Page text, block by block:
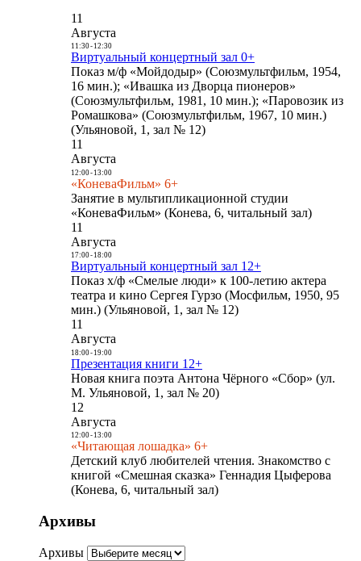
11
Августа
11:30- 12:30
Виртуальный концертный зал 0+
Показ м/ф «Мойдодыр» (Союзмультфильм, 1954,
16 мин.); «Ивашка из Дворца пионеров»
(Союзмультфильм, 1981, 10 мин.); «Паровозик из
Ромашкова» (Союзмультфильм, 1967, 10 мин.)
(Ульяновой, 1, зал № 12)
11
Августа
12:00- 13:00
«КоневаФильм» 6+
Занятие в мультипликационной студии
«КоневаФильм» (Конева, 6, читальный зал)
11
Августа
17:00- 18:00
Виртуальный концертный зал 12+
Показ х/ф «Смелые люди» к 100-летию актера
театра и кино Сергея Гурзо (Мосфильм, 1950, 95
мин.) (Ульяновой, 1, зал № 12)
11
Августа
18:00- 19:00
Презентация книги 12+
Новая книга поэта Антона Чёрного «Сбор» (ул.
М. Ульяновой, 1, зал № 20)
12
Августа
12:00- 13:00
«Читающая лошадка» 6+
Детский клуб любителей чтения. Знакомство с
книгой «Смешная сказка» Геннадия Цыферова
(Конева, 6, читальный зал)
Архивы
Архивы